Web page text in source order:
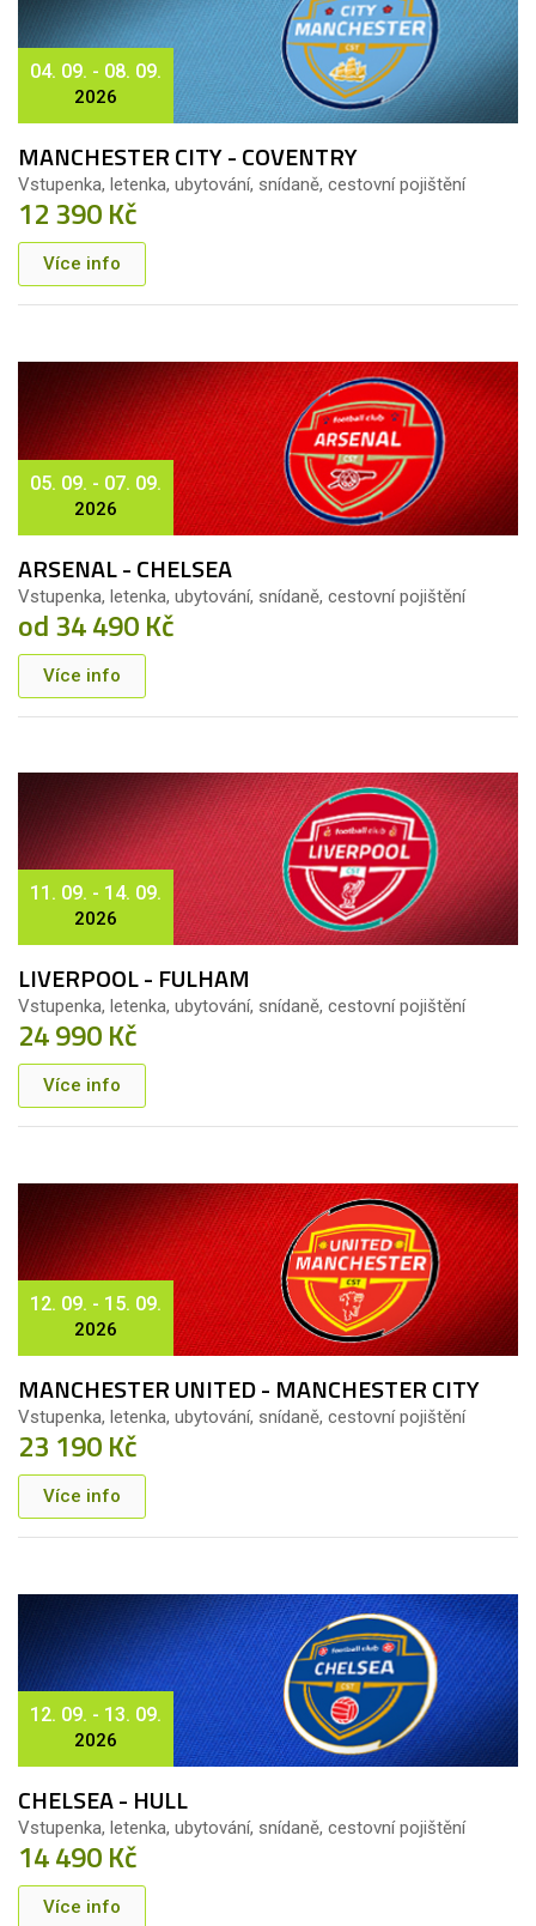
04. 09. - 08. 09.
2026
MANCHESTER CITY - COVENTRY
Vstupenka, letenka, ubytování, snídaně, cestovní pojištění
12 390 Kč
Více info
05. 09. - 07. 09.
2026
ARSENAL - CHELSEA
Vstupenka, letenka, ubytování, snídaně, cestovní pojištění
od 34 490 Kč
Více info
11. 09. - 14. 09.
2026
LIVERPOOL - FULHAM
Vstupenka, letenka, ubytování, snídaně, cestovní pojištění
24 990 Kč
Více info
12. 09. - 15. 09.
2026
MANCHESTER UNITED - MANCHESTER CITY
Vstupenka, letenka, ubytování, snídaně, cestovní pojištění
23 190 Kč
Více info
12. 09. - 13. 09.
2026
CHELSEA - HULL
Vstupenka, letenka, ubytování, snídaně, cestovní pojištění
14 490 Kč
Více info